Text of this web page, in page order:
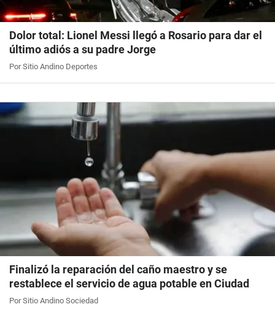
Dolor total: Lionel Messi llegó a Rosario para dar el
último adiós a su padre Jorge
Por Sitio Andino Deportes
Finalizó la reparación del caño maestro y se
restablece el servicio de agua potable en Ciudad
Por Sitio Andino Sociedad